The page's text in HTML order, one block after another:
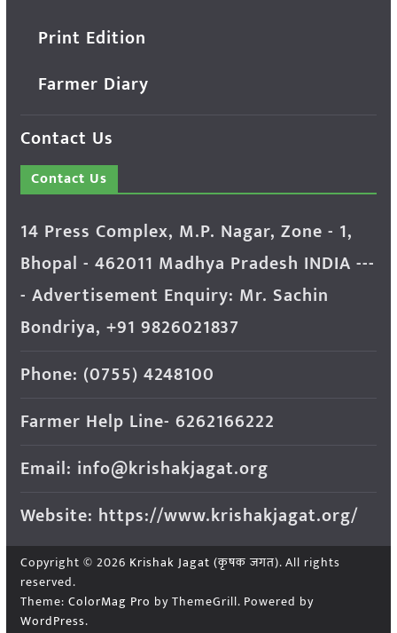
Print Edition
Farmer Diary
Contact Us
Contact Us
14 Press Complex, M.P. Nagar, Zone - 1,
Bhopal - 462011 Madhya Pradesh INDIA ---
- Advertisement Enquiry: Mr. Sachin
Bondriya, +91 9826021837
Phone: (0755) 4248100
Farmer Help Line- 6262166222
Email: info@krishakjagat.org
Website: https://www.krishakjagat.org/
Copyright © 2026 Krishak Jagat (कृषक जगत). All rights
reserved.
Theme: ColorMag Pro by ThemeGrill. Powered by
WordPress.